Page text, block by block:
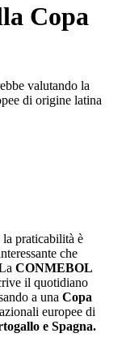
Copa
valutando la
di origine latina
la praticabilità è
che
CONMEBOL
il quotidiano
a una Copa
europee di
e Spagna.